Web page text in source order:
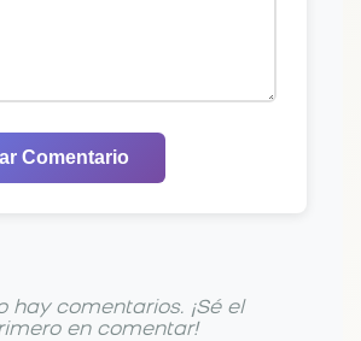
Comentario
hay comentarios. ¡Sé el
en comentar!